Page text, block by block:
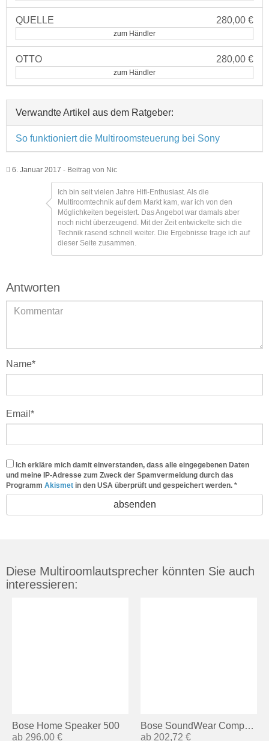
QUELLE 280,00 €
zum Händler
OTTO 280,00 €
zum Händler
Verwandte Artikel aus dem Ratgeber:
So funktioniert die Multiroomsteuerung bei Sony
Posted
6. Januar 2017 - Beitrag von Nic
Ich bin seit vielen Jahre Hifi-Enthusiast. Als die
Multiroomtechnik auf dem Markt kam, war ich von den
Möglichkeiten begeistert. Das Angebot war damals aber
noch nicht überzeugend. Mit der Zeit entwickelte sich die
Technik rasend schnell weiter. Die Ergebnisse trage ich auf
dieser Seite zusammen.
Antworten
Name*
Email *
Ich erkläre mich damit einverstanden, dass alle eingegebenen Daten
und meine IP-Adresse zum Zweck der Spamvermeidung durch das
Programm Akismet in den USA überprüft und gespeichert werden. *
Diese Multiroomlautsprecher könnten Sie auch
interessieren:
Bose Home Speaker 500
ab 296,00 €
Bose SoundWear Companion
ab 202,72 €